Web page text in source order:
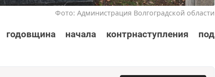
Фото: Администрация Волгоградской области
начала контрнаступления под